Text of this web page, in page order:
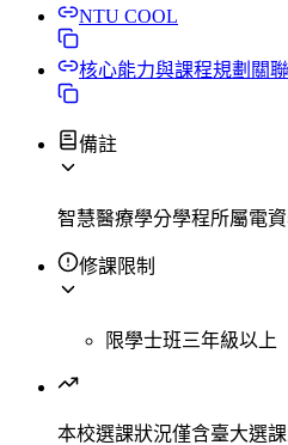
NTU COOL
核心能力與課程規劃關
備註
智慧醫療學分學程所屬電
修課限制
限學士班三年級以上
本校選課狀況僅含臺大選